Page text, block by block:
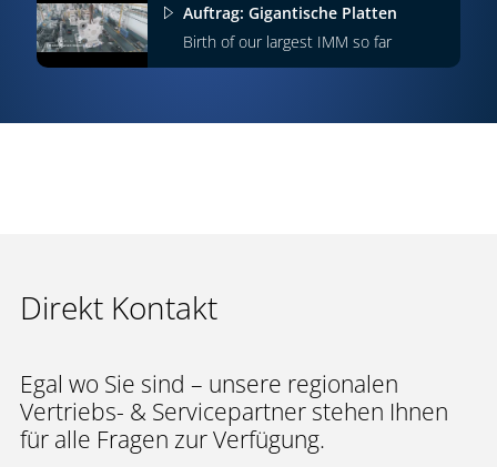
Auftrag: Gigantische Platten
Birth of our largest IMM so far
Direkt Kontakt
Egal wo Sie sind – unsere regionalen
Vertriebs- & Servicepartner stehen Ihnen
für alle Fragen zur Verfügung.